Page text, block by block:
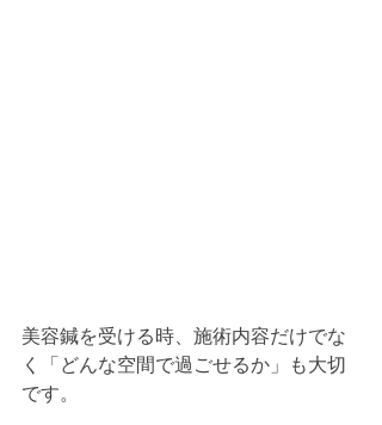
美容鍼を受ける時、施術内容だけでな
く「どんな空間で過ごせるか」も大切
です。